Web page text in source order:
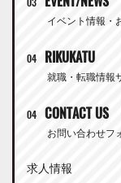
03
イベント情報・
04 RIKUKATU
就職・転職情報
04 CONTACT US
お問い合わせフ
求人情報